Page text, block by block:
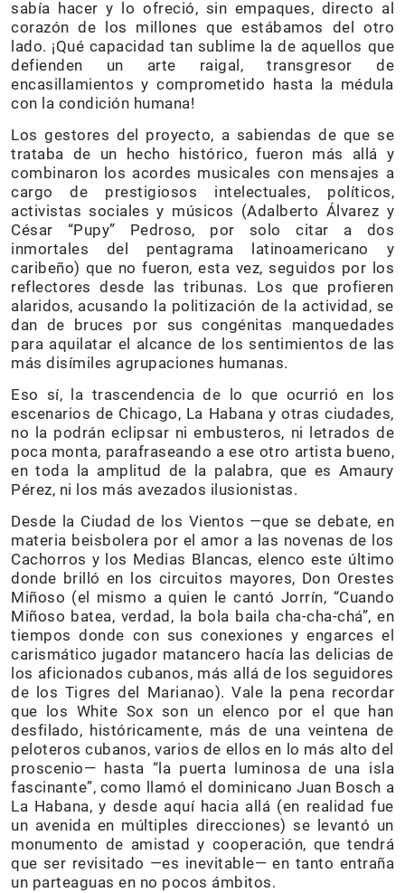
sabía hacer y lo ofreció, sin empaques, directo al
corazón de los millones que estábamos del otro
lado. ¡Qué capacidad tan sublime la de aquellos que
defienden un arte raigal, transgresor de
encasillamientos y comprometido hasta la médula
con la condición humana!
Los gestores del proyecto, a sabiendas de que se
trataba de un hecho histórico, fueron más allá y
combinaron los acordes musicales con mensajes a
cargo de prestigiosos intelectuales, políticos,
activistas sociales y músicos (Adalberto Álvarez y
César “Pupy” Pedroso, por solo citar a dos
inmortales del pentagrama latinoamericano y
caribeño) que no fueron, esta vez, seguidos por los
reflectores desde las tribunas. Los que profieren
alaridos, acusando la politización de la actividad, se
dan de bruces por sus congénitas manquedades
para aquilatar el alcance de los sentimientos de las
más disímiles agrupaciones humanas.
Eso sí, la trascendencia de lo que ocurrió en los
escenarios de Chicago, La Habana y otras ciudades,
no la podrán eclipsar ni embusteros, ni letrados de
poca monta, parafraseando a ese otro artista bueno,
en toda la amplitud de la palabra, que es Amaury
Pérez, ni los más avezados ilusionistas.
Desde la Ciudad de los Vientos —que se debate, en
materia beisbolera por el amor a las novenas de los
Cachorros y los Medias Blancas, elenco este último
donde brilló en los circuitos mayores, Don Orestes
Miñoso (el mismo a quien le cantó Jorrín, “Cuando
Miñoso batea, verdad, la bola baila cha-cha-chá”, en
tiempos donde con sus conexiones y engarces el
carismático jugador matancero hacía las delicias de
los aficionados cubanos, más allá de los seguidores
de los Tigres del Marianao). Vale la pena recordar
que los White Sox son un elenco por el que han
desfilado, históricamente, más de una veintena de
peloteros cubanos, varios de ellos en lo más alto del
proscenio— hasta “la puerta luminosa de una isla
fascinante”, como llamó el dominicano Juan Bosch a
La Habana, y desde aquí hacia allá (en realidad fue
un avenida en múltiples direcciones) se levantó un
monumento de amistad y cooperación, que tendrá
que ser revisitado —es inevitable— en tanto entraña
un parteaguas en no pocos ámbitos.